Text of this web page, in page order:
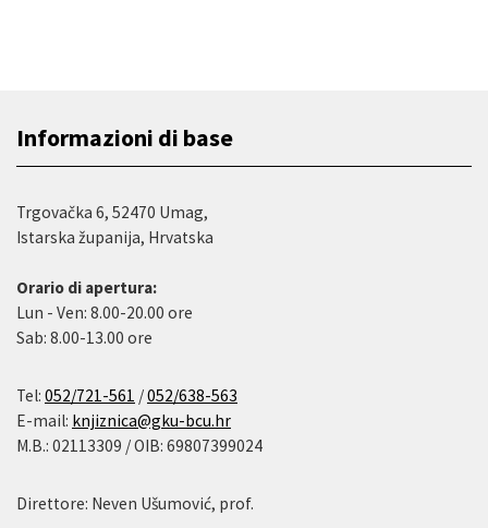
Informazioni di base
Trgovačka 6, 52470 Umag,
Istarska županija, Hrvatska
Orario di apertura:
Lun - Ven: 8.00-20.00 ore
Sab: 8.00-13.00 ore
Tel: 052/721-561 /052/638-563
E-mail: knjiznica@gku-bcu.hr
M.B.: 02113309 / OIB: 69807399024
Direttore: Neven Ušumović, prof.